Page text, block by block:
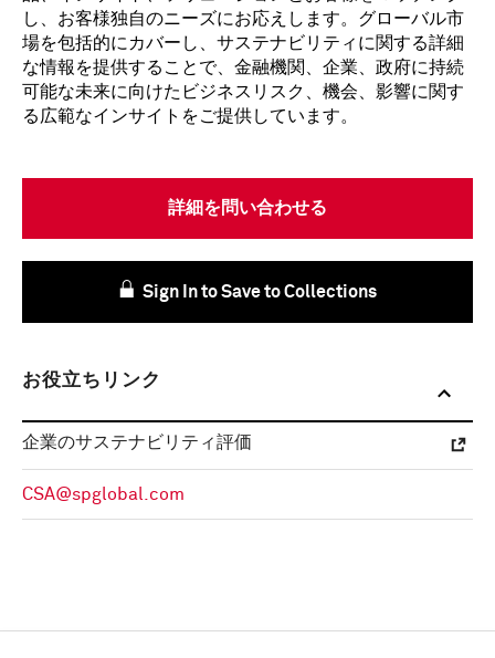
し、お客様独自のニーズにお応えします。グローバル市
場を包括的にカバーし、サステナビリティに関する詳細
な情報を提供することで、金融機関、企業、政府に持続
可能な未来に向けたビジネスリスク、機会、影響に関す
る広範なインサイトをご提供しています。
詳細を問い合わせる
Sign In to Save to Collections
お役立ちリンク
企業のサステナビリティ評価
CSA@spglobal.com